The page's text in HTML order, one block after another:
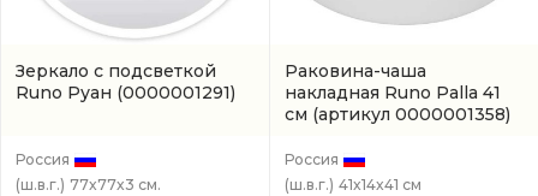
Зеркало с подсветкой
Runo Руан (0000001291)
Россия
(ш.в.г.) 77x77x3 см.
Раковина-чаша
накладная Runo Palla 41
см (артикул 0000001358)
Россия
(ш.в.г.) 41x14x41 см